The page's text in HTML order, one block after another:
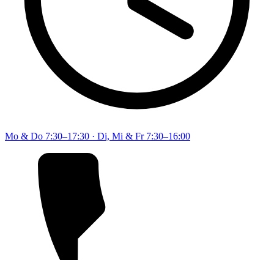
Mo & Do 7:30–17:30 · Di, Mi & Fr 7:30–16:00